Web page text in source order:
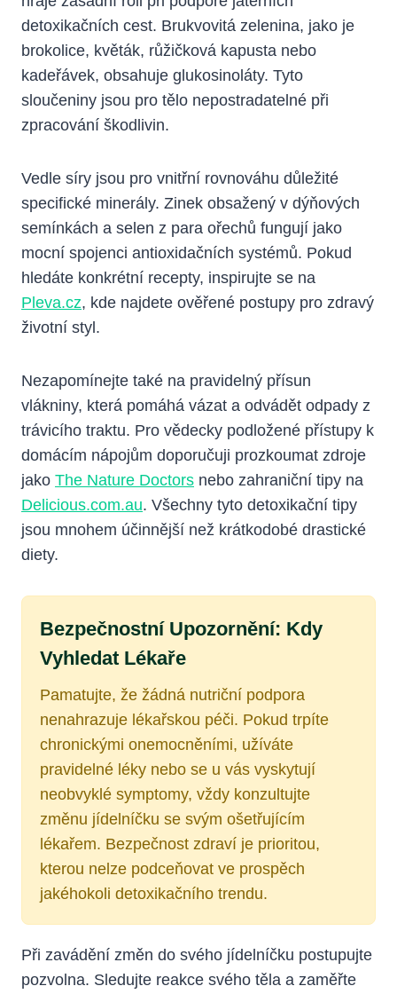
detoxikačních cest. Brukvovitá zelenina, jako je
brokolice, květák, růžičková kapusta nebo
kadeřávek, obsahuje glukosinoláty. Tyto
sloučeniny jsou pro tělo nepostradatelné při
zpracování škodlivin.
Vedle síry jsou pro vnitřní rovnováhu důležité
specifické minerály. Zinek obsažený v dýňových
semínkách a selen z para ořechů fungují jako
mocní spojenci antioxidačních systémů. Pokud
hledáte konkrétní recepty, inspirujte se na
Pleva.cz, kde najdete ověřené postupy pro zdravý
životní styl.
Nezapomínejte také na pravidelný přísun
vlákniny, která pomáhá vázat a odvádět odpady z
trávicího traktu. Pro vědecky podložené přístupy k
domácím nápojům doporučuji prozkoumat zdroje
jako The Nature Doctors nebo zahraniční tipy na
Delicious.com.au. Všechny tyto detoxikační tipy
jsou mnohem účinnější než krátkodobé drastické
diety.
Bezpečnostní Upozornění: Kdy
Vyhledat Lékaře
Pamatujte, že žádná nutriční podpora
nenahrazuje lékařskou péči. Pokud trpíte
chronickými onemocněními, užíváte
pravidelné léky nebo se u vás vyskytují
neobvyklé symptomy, vždy konzultujte
změnu jídelníčku se svým ošetřujícím
lékařem. Bezpečnost zdraví je prioritou,
kterou nelze podceňovat ve prospěch
jakéhokoli detoxikačního trendu.
Při zavádění změn do svého jídelníčku postupujte
pozvolna. Sledujte reakce svého těla a zaměřte